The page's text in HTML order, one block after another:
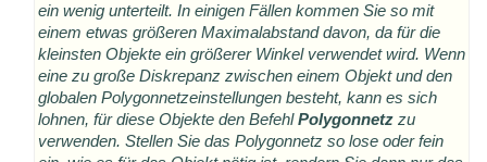
ein wenig unterteilt. In einigen Fällen kommen Sie so mit
einem etwas größeren Maximalabstand davon, da für die
kleinsten Objekte ein größerer Winkel verwendet wird. Wenn
eine zu große Diskrepanz zwischen einem Objekt und den
globalen Polygonnetzeinstellungen besteht, kann es sich
lohnen, für diese Objekte den BefehlPolygonnetzzu
verwenden. Stellen Sie das Polygonnetz so lose oder fein